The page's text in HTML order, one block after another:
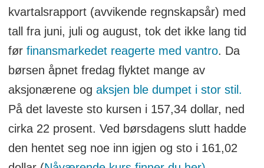
kvartalsrapport (avvikende regnskapsår) med
tall fra juni, juli og august, tok det ikke lang tid
før finansmarkedet reagerte med vantro. Da
børsen åpnet fredag flyktet mange av
aksjonærene og aksjen ble dumpet i stor stil.
På det laveste sto kursen i 157,34 dollar, ned
cirka 22 prosent. Ved børsdagens slutt hadde
den hentet seg noe inn igjen og sto i 161,02